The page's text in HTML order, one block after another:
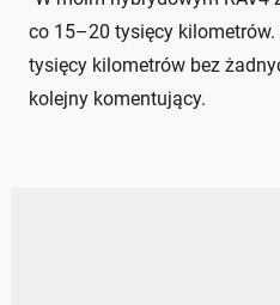
co 15–20 tysięcy kilometrów.
tysięcy kilometrów bez
kolejny komentujący.